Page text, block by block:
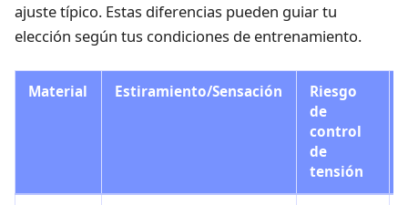
ajuste típico. Estas diferencias pueden guiar tu
elección según tus condiciones de entrenamiento.
Material Estiramiento/Sensación
Riesgo
de
control
de
tensión